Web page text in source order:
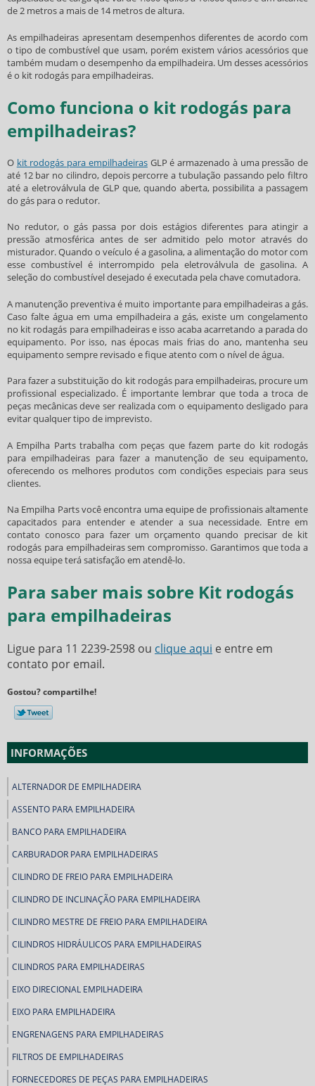
de 2 metros a mais de 14 metros de altura.
As empilhadeiras apresentam desempenhos diferentes de acordo com
o tipo de combustível que usam, porém existem vários acessórios que
também mudam o desempenho da empilhadeira. Um desses acessórios
é o kit rodogás para empilhadeiras.
Como funciona o kit rodogás para
empilhadeiras?
O kit rodogás para empilhadeirasGLP é armazenado à uma pressão de
até 12 bar no cilindro, depois percorre a tubulação passando pelo filtro
até a eletroválvula de GLP que, quando aberta, possibilita a passagem
do gás para o redutor.
No redutor, o gás passa por dois estágios diferentes para atingir a
pressão atmosférica antes de ser admitido pelo motor através do
misturador. Quando o veículo é a gasolina, a alimentação do motor com
esse combustível é interrompido pela eletroválvula de gasolina. A
seleção do combustível desejado é executada pela chave comutadora.
A manutenção preventiva é muito importante para empilhadeiras a gás.
Caso falte água em uma empilhadeira a gás, existe um congelamento
no kit rodagás para empilhadeiras e isso acaba acarretando a parada do
equipamento. Por isso, nas épocas mais frias do ano, mantenha seu
equipamento sempre revisado e fique atento com o nível de água.
Para fazer a substituição do kit rodogás para empilhadeiras, procure um
profissional especializado. É importante lembrar que toda a troca de
peças mecânicas deve ser realizada com o equipamento desligado para
evitar qualquer tipo de imprevisto.
A Empilha Parts trabalha com peças que fazem parte do kit rodogás
para empilhadeiras para fazer a manutenção de seu equipamento,
oferecendo os melhores produtos com condições especiais para seus
clientes.
Na Empilha Parts você encontra uma equipe de profissionais altamente
capacitados para entender e atender a sua necessidade. Entre em
contato conosco para fazer um orçamento quando precisar de kit
rodogás para empilhadeirassem compromisso. Garantimos que toda a
nossa equipe terá satisfação em atendê-lo.
Para saber mais sobre Kit rodogás
para empilhadeiras
Ligue para 11 2239-2598 ou clique aqui e entre em
contato por email.
Gostou? compartilhe!
INFORMAÇÕES
ALTERNADOR DE EMPILHADEIRA
ASSENTO PARA EMPILHADEIRA
BANCO PARA EMPILHADEIRA
CARBURADOR PARA EMPILHADEIRAS
CILINDRO DE FREIO PARA EMPILHADEIRA
CILINDRO DE INCLINAÇÃO PARA EMPILHADEIRA
CILINDRO MESTRE DE FREIO PARA EMPILHADEIRA
CILINDROS HIDRÁULICOS PARA EMPILHADEIRAS
CILINDROS PARA EMPILHADEIRAS
EIXO DIRECIONAL EMPILHADEIRA
EIXO PARA EMPILHADEIRA
ENGRENAGENS PARA EMPILHADEIRAS
FILTROS DE EMPILHADEIRAS
FORNECEDORES DE PEÇAS PARA EMPILHADEIRAS